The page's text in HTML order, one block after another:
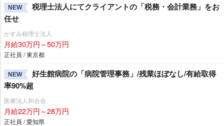
NEW
税理士法人にてクライアントの「税務・会計業務」をお
任せ
かすみ税理士法人
月給30万円～50万円
正社員 / 東京都
NEW
好生館病院の「病院管理事務」/残業ほぼなし/有給取得
率90%超
医療法人和合会
月給22万円～28万円
正社員 / 愛知県